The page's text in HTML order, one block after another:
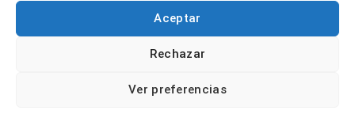
Aceptar
Rechazar
Ver preferencias
Feed de comentarios